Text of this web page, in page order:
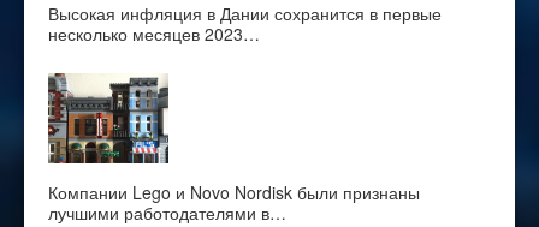
Высокая инфляция в Дании сохранится в первые
несколько месяцев 2023…
Компании Lego и Novo Nordisk были признаны
лучшими работодателями в…